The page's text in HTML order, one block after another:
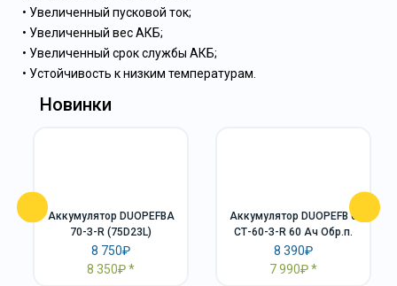
• Увеличенный пусковой ток;
• Увеличенный вес АКБ;
• Увеличенный срок службы АКБ;
• Устойчивость к низким температурам.
Новинки
Аккумулятор DUOPEFBА
70-З-R (75D23L)
8 750₽
8 350₽
Аккумулятор DUOPEFB 6
СТ-60-З-R 60 Ач Обр.п.
8 390₽
7 990₽